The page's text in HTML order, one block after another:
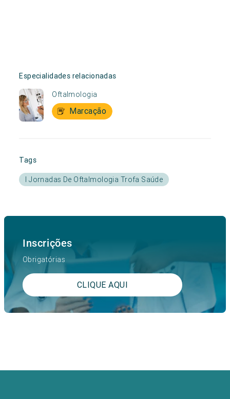
Especialidades relacionadas
Oftalmologia
Marcação
Tags
I Jornadas De Oftalmologia Trofa Saúde
Inscrições
Obrigatórias
CLIQUE AQUI